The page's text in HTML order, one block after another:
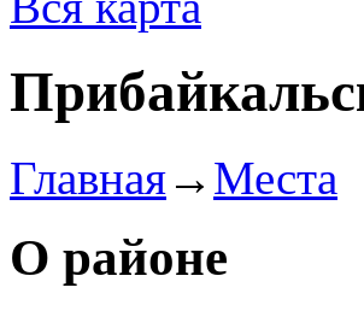
Главная→ Места
О районе